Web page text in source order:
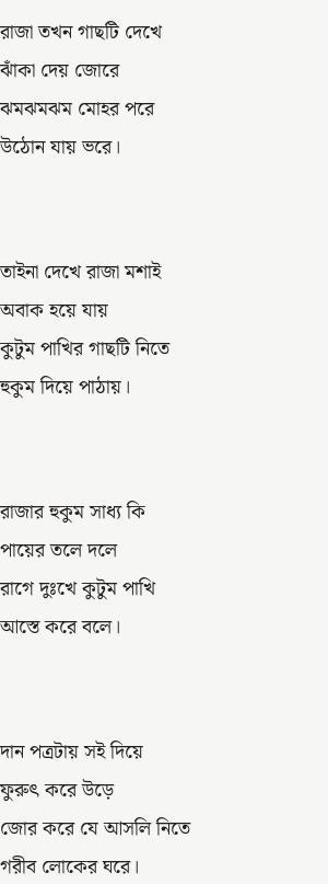
রাজা তখন গাছটি দেখে
ঝাঁকা দেয় জোরে
ঝমঝমঝম মোহর পরে
উঠোন যায় ভরে।
তাইনা দেখে রাজা মশাই
অবাক হয়ে যায়
কুটুম পাখির গাছটি নিতে
হুকুম দিয়ে পাঠায়।
রাজার হুকুম সাধ্য কি
পায়ের তলে দলে
রাগে দুঃখে কুটুম পাখি
আস্তে করে বলে।
দান পত্রটায় সই দিয়ে
ফুরুৎ করে উড়ে
জোর করে যে আসলি নিতে
গরীব লোকের ঘরে।